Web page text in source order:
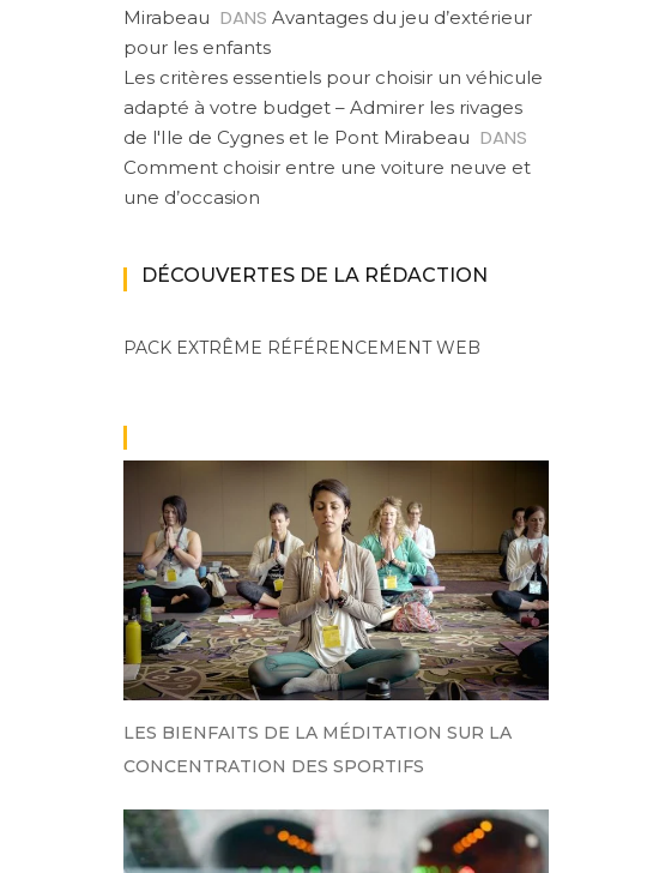
Mirabeau DANS Avantages du jeu d’extérieur
pour les enfants
Les critères essentiels pour choisir un véhicule
adapté à votre budget – Admirer les rivages
de l'Ile de Cygnes et le Pont Mirabeau DANS
Comment choisir entre une voiture neuve et
une d’occasion
DÉCOUVERTES DE LA RÉDACTION
PACK EXTRÊME RÉFÉRENCEMENT WEB
LES BIENFAITS DE LA MÉDITATION SUR LA
CONCENTRATION DES SPORTIFS